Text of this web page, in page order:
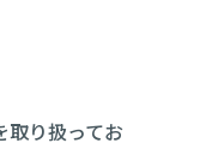
取り扱ってお